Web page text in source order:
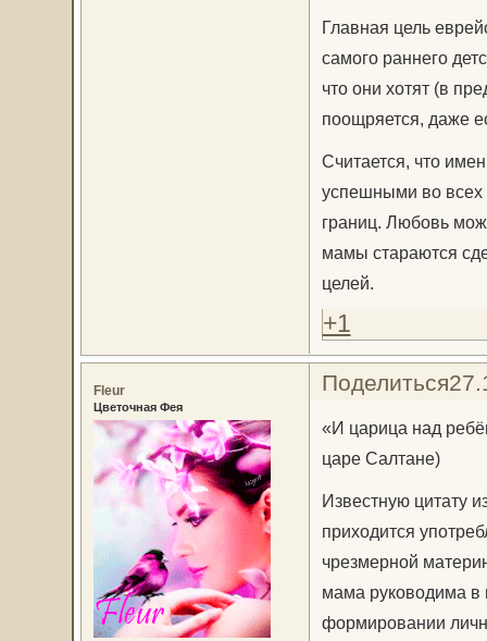
Главная цель
самого раннего
что они хотят (в
поощряется, даже
Считается, что
успешными во всех
границ. Любовь
мамы стараются
целей.
+1
Поделиться
Fleur
Цветочная Фея
«И царица над
царе Салтане)
Известную цитату
приходится
чрезмерной
мама руководима в
формировании